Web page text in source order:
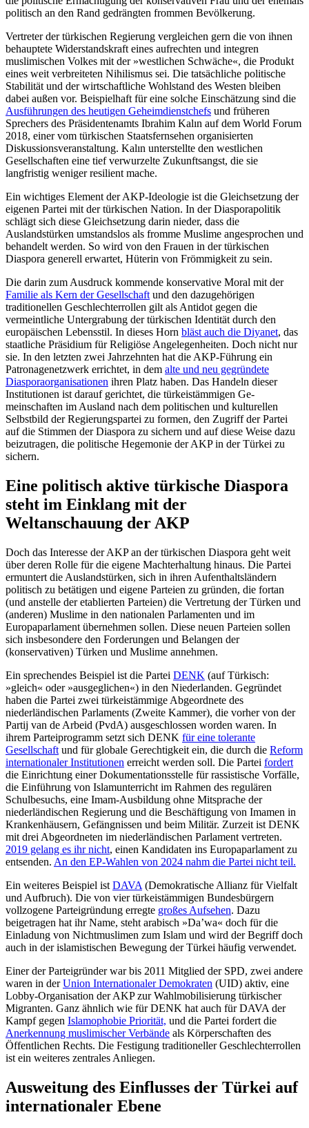
politisch an den Rand gedräng­ten frommen Bevölkerung.
Vertreter der türkischen Regierung ver­gleichen gern die von ihnen
behauptete Widerstandskraft eines aufrechten und in­tegren
muslimischen Volkes mit der »west­lichen Schwäche«, die Produkt
eines weit verbreiteten Nihilismus sei. Die tatsächliche politische
Stabilität und der wirtschaftliche Wohlstand des Wes­ten bleiben
dabei außen vor. Beispielhaft für eine solche Einschätzung sind die
Ausführungen des heutigen Geheimdienstchefs und früheren
Sprechers des Präsidentenamts Ibrahim Kalın auf dem World Forum
2018, einer vom türkischen Staatsfernsehen organisierten
Diskussions­veranstaltung. Kalın unterstellte den west­lichen
Gesellschaften eine tief verwurzelte Zukunftsangst, die sie
langfristig weniger resilient mache.
Ein wichtiges Element der AKP-Ideologie ist die Gleichsetzung der
eigenen Partei mit der türkischen Nation. In der Diaspora­politik
schlägt sich diese Gleichsetzung darin nieder, dass die
Auslandstürken um­stands­los als fromme Muslime angesprochen und
behandelt werden. So wird von den Frauen in der türkischen
Diaspora generell erwar­tet, Hüterin von Frömmigkeit zu sein.
Die darin zum Ausdruck kommende kon­servative Moral mit der
Familie als Kern der Gesellschaft und den dazugehörigen
traditionellen Geschlechterrollen gilt als Antidot gegen die
vermeintliche Unter­grabung der türkischen Identität durch den
europäischen Lebensstil. In dieses Horn bläst auch die Diyanet, das
staatliche Präsi­dium für Religiöse Angelegenheiten. Doch nicht nur
sie. In den letzten zwei Jahrzehnten hat die AKP-Führung ein
Patronagenetz­werk errichtet, in dem alte und neu ge­grün­dete
Diasporaorganisationen ihren Platz haben. Das Handeln dieser
Institutionen ist darauf gerichtet, die türkeistämmigen Ge­
meinschaften im Ausland nach dem politi­schen und kulturellen
Selbstbild der Regie­rungspartei zu formen, den Zu­griff der Partei
auf die Stimmen der Dia­spora zu sichern und auf diese Weise dazu
beizutragen, die politische Hegemonie der AKP in der Türkei zu
sichern.
Eine politisch aktive türkische Diaspora
steht im Einklang mit der
Weltanschauung der AKP
Doch das Interesse der AKP an der türkischen Diaspora geht weit
über deren Rolle für die eigene Machterhaltung hinaus. Die Partei
ermuntert die Auslandstürken, sich in ihren Aufenthaltsländern
politisch zu betätigen und eigene Parteien zu gründen, die fortan
(und anstelle der etablierten Parteien) die Vertretung der Türken und
(anderen) Muslime in den nationalen Parla­menten und im
Europaparlament übernehmen sollen. Diese neuen Parteien sollen
sich insbesondere den Forderungen und Belangen der
(konservativen) Türken und Muslime annehmen.
Ein sprechendes Beispiel ist die Partei DENK (auf Türkisch:
»gleich« oder »aus­geglichen«) in den Niederlanden. Gegründet
haben die Partei zwei türkeistämmige Ab­geord­nete des
niederländischen Par­laments (Zweite Kammer), die vorher von der
Partij van de Arbeid (PvdA) ausgeschlossen wor­den waren. In
ihrem Parteiprogramm setzt sich DENK für eine tolerante
Gesellschaft und für globale Gerechtigkeit ein, die durch die Reform
internationaler Institutionen erreicht werden soll. Die Partei fordert
die Einrichtung einer Dokumentationsstelle für rassistische Vorfälle,
die Einführung von Islamunterricht im Rahmen des regulären
Schulbesuchs, eine Imam-Ausbildung ohne Mit­sprache der
niederländischen Regierung und die Beschäftigung von Imamen in
Kranken­häusern, Gefängnissen und beim Militär. Zurzeit ist DENK
mit drei Abgeordneten im niederländischen Parlament ver­treten.
2019 gelang es ihr nicht, einen Kandidaten ins Europaparlament zu
ent­senden. An den EP-Wahlen von 2024 nahm die Partei nicht teil.
Ein weiteres Beispiel ist DAVA (Demokratische Allianz für Vielfalt
und Aufbruch). Die von vier türkeistämmigen Bundes­bürgern
vollzogene Parteigründung erregte großes Aufsehen. Dazu
beigetragen hat ihr Name, steht arabisch »Da’wa« doch für die
Einladung von Nichtmuslimen zum Islam und wird der Begriff doch
auch in der isla­mistischen Bewegung der Türkei häufig verwendet.
Einer der Parteigründer war bis 2011 Mit­glied der SPD, zwei andere
waren in derUnion Internationaler Demokraten (UID) aktiv, eine
Lobby-Organisation der AKP zur Wahlmobilisierung türkischer
Migranten. Ganz ähnlich wie für DENK hat auch für DAVA der
Kampf gegen Islamophobie Prio­rität, und die Partei fordert die
Anerkennung muslimischer Verbände als Körperschaften des
Öffentlichen Rechts. Die Festigung traditioneller Geschlechterrollen
ist ein weiteres zentrales Anliegen.
Ausweitung des Einflusses der Türkei auf
internationaler Ebene